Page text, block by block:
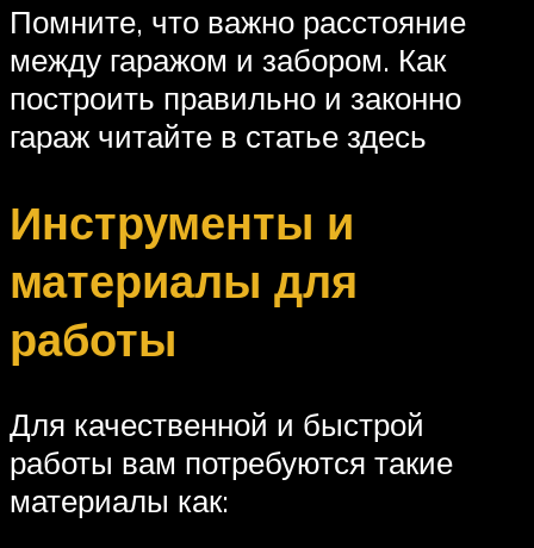
Помните, что важно расстояние
между гаражом и забором. Как
построить правильно и законно
гараж читайте в статье здесь
Инструменты и
материалы для
работы
Для качественной и быстрой
работы вам потребуются такие
материалы как: